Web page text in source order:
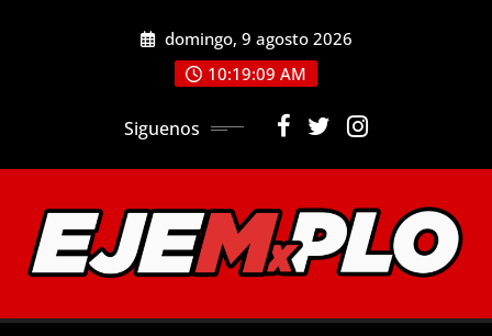
domingo, 9 agosto 2026
10:19:11 AM
Siguenos